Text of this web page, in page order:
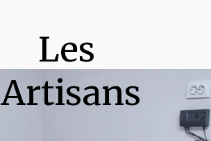
Les
Artisans